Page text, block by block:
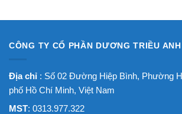
CÔNG TY CỔ PHẦN DƯƠNG TRIỀU ANH
Địa chỉ : Số 02 Đường Hiệp Bình, Phường
phố Hồ Chí Minh, Việt Nam
MST: 0313.977.322